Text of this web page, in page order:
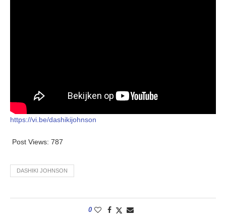
https://vi.be/dashikijohnson
Post Views: 787
DASHIKI JOHNSON
0